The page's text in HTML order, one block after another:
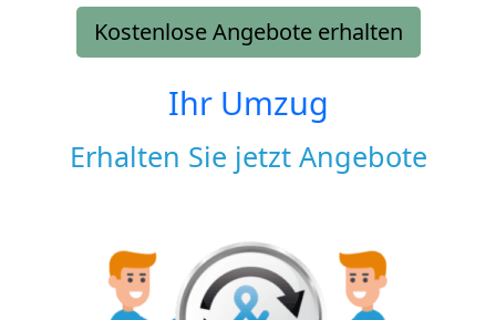
Kostenlose Angebote erhalten
Ihr Umzug
Erhalten Sie jetzt Angebote